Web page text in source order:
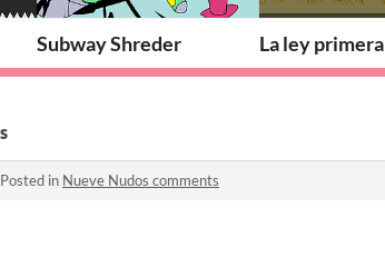
Subway Shreder La ley primera
Posted in Nueve Nudos comments